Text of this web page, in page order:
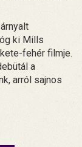
ki Mills
fehér filmje.
a
arról sajnos